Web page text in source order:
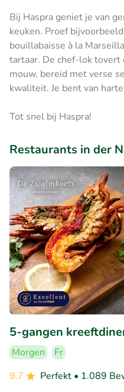
Bij Haspra geniet je van
keuken. Proef
bouillabaisse à la
tartaar. De chef-lok
mouw, bereid met verse
kwaliteit. Je bent van
Tot snel bij Haspra!
Restaurants in der
5-gangen
Morgen
Fr
9.7
Perfekt • 1.089